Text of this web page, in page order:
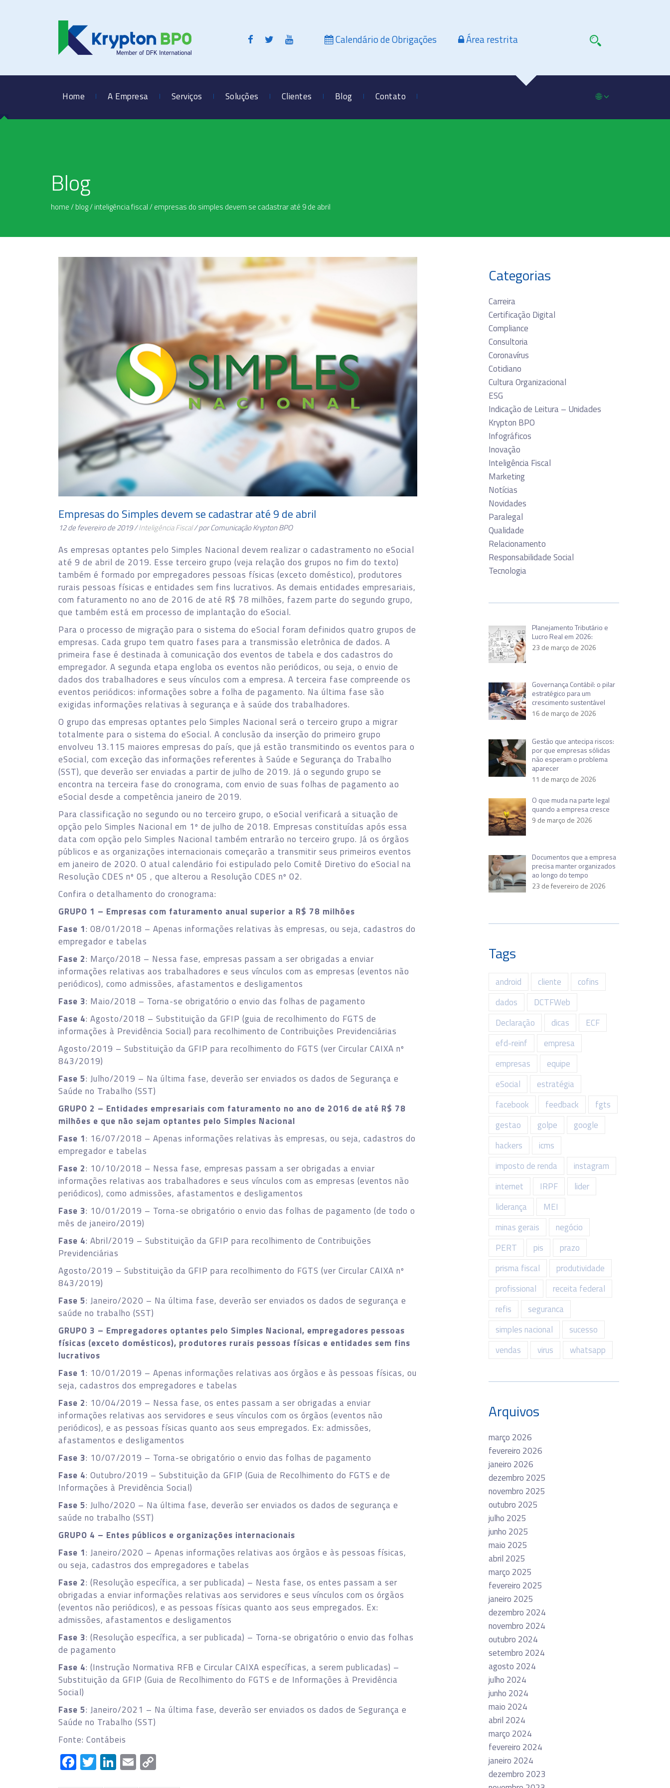
Calendário de Obrigações Área restrita
Home A Empresa Serviços Soluções Clientes Blog Contato 🌐
Blog
home/blog/inteligência fiscal/empresas do simples devem se cadastrar até 9 de abril
Empresas do Simples devem se cadastrar até 9 de abril
12 de fevereiro de 2019 /Inteligência Fiscal/ por Comunicação Krypton BPO
As empresas optantes pelo Simples Nacional devem realizar o cadastramento no eSocial
até 9 de abril de 2019. Esse terceiro grupo (veja relação dos grupos no fim do texto)
também é formado por empregadores pessoas físicas (exceto doméstico), produtores
rurais pessoas físicas e entidades sem fins lucrativos. As demais entidades empresariais,
com faturamento no ano de 2016 de até R$ 78 milhões, fazem parte do segundo grupo,
que também está em processo de implantação do eSocial.
Para o processo de migração para o sistema do eSocial foram definidos quatro grupos de
empresas. Cada grupo tem quatro fases para a transmissão eletrônica de dados. A
primeira fase é destinada à comunicação dos eventos de tabela e dos cadastros do
empregador. A segunda etapa engloba os eventos não periódicos, ou seja, o envio de
dados dos trabalhadores e seus vínculos com a empresa. A terceira fase compreende os
eventos periódicos: informações sobre a folha de pagamento. Na última fase são
exigidas informações relativas à segurança e à saúde dos trabalhadores.
O grupo das empresas optantes pelo Simples Nacional será o terceiro grupo a migrar
totalmente para o sistema do eSocial. A conclusão da inserção do primeiro grupo
envolveu 13.115 maiores empresas do país, que já estão transmitindo os eventos para o
eSocial, com exceção das informações referentes à Saúde e Segurança do Trabalho
(SST), que deverão ser enviadas a partir de julho de 2019. Já o segundo grupo se
encontra na terceira fase do cronograma, com envio de suas folhas de pagamento ao
eSocial desde a competência janeiro de 2019.
Para classificação no segundo ou no terceiro grupo, o eSocial verificará a situação de
opção pelo Simples Nacional em 1º de julho de 2018. Empresas constituídas após essa
data com opção pelo Simples Nacional também entrarão no terceiro grupo. Já os órgãos
públicos e as organizações internacionais começarão a transmitir seus primeiros eventos
em janeiro de 2020. O atual calendário foi estipulado pelo Comitê Diretivo do eSocial na
Resolução CDES nº 05 , que alterou a Resolução CDES nº 02.
Confira o detalhamento do cronograma:
GRUPO 1 – Empresas com faturamento anual superior a R$ 78 milhões
Fase 1: 08/01/2018 – Apenas informações relativas às empresas, ou seja, cadastros do
empregador e tabelas
Fase 2: Março/2018 – Nessa fase, empresas passam a ser obrigadas a enviar
informações relativas aos trabalhadores e seus vínculos com as empresas (eventos não
periódicos), como admissões, afastamentos e desligamentos
Fase 3: Maio/2018 – Torna-se obrigatório o envio das folhas de pagamento
Fase 4: Agosto/2018 – Substituição da GFIP (guia de recolhimento do FGTS de
informações à Previdência Social) para recolhimento de Contribuições Previdenciárias
Agosto/2019 – Substituição da GFIP para recolhimento do FGTS (ver Circular CAIXA nº
843/2019)
Fase 5: Julho/2019 – Na última fase, deverão ser enviados os dados de Segurança e
Saúde no Trabalho (SST)
GRUPO 2 – Entidades empresariais com faturamento no ano de 2016 de até R$ 78
milhões e que não sejam optantes pelo Simples Nacional
Fase 1: 16/07/2018 – Apenas informações relativas às empresas, ou seja, cadastros do
empregador e tabelas
Fase 2: 10/10/2018 – Nessa fase, empresas passam a ser obrigadas a enviar
informações relativas aos trabalhadores e seus vínculos com as empresas (eventos não
periódicos), como admissões, afastamentos e desligamentos
Fase 3: 10/01/2019 – Torna-se obrigatório o envio das folhas de pagamento (de todo o
mês de janeiro/2019)
Fase 4: Abril/2019 – Substituição da GFIP para recolhimento de Contribuições
Previdenciárias
Agosto/2019 – Substituição da GFIP para recolhimento do FGTS (ver Circular CAIXA nº
843/2019)
Fase 5: Janeiro/2020 – Na última fase, deverão ser enviados os dados de segurança e
saúde no trabalho (SST)
GRUPO 3 – Empregadores optantes pelo Simples Nacional, empregadores pessoas
físicas (exceto domésticos), produtores rurais pessoas físicas e entidades sem fins
lucrativos
Fase 1: 10/01/2019 – Apenas informações relativas aos órgãos e às pessoas físicas, ou
seja, cadastros dos empregadores e tabelas
Fase 2: 10/04/2019 – Nessa fase, os entes passam a ser obrigadas a enviar
informações relativas aos servidores e seus vínculos com os órgãos (eventos não
periódicos), e as pessoas físicas quanto aos seus empregados. Ex: admissões,
afastamentos e desligamentos
Fase 3: 10/07/2019 – Torna-se obrigatório o envio das folhas de pagamento
Fase 4: Outubro/2019 – Substituição da GFIP (Guia de Recolhimento do FGTS e de
Informações à Previdência Social)
Fase 5: Julho/2020 – Na última fase, deverão ser enviados os dados de segurança e
saúde no trabalho (SST)
GRUPO 4 – Entes públicos e organizações internacionais
Fase 1: Janeiro/2020 – Apenas informações relativas aos órgãos e às pessoas físicas,
ou seja, cadastros dos empregadores e tabelas
Fase 2: (Resolução específica, a ser publicada) – Nesta fase, os entes passam a ser
obrigadas a enviar informações relativas aos servidores e seus vínculos com os órgãos
(eventos não periódicos), e as pessoas físicas quanto aos seus empregados. Ex:
admissões, afastamentos e desligamentos
Fase 3: (Resolução específica, a ser publicada) – Torna-se obrigatório o envio das folhas
de pagamento
Fase 4: (Instrução Normativa RFB e Circular CAIXA específicas, a serem publicadas) –
Substituição da GFIP (Guia de Recolhimento do FGTS e de Informações à Previdência
Social)
Fase 5: Janeiro/2021 – Na última fase, deverão ser enviados os dados de Segurança e
Saúde no Trabalho (SST)
Fonte: Contábeis
Facebook
Twitter
LinkedIn
Email
Categorias
Carreira
Certificação Digital
Compliance
Consultoria
Coronavírus
Cotidiano
Cultura Organizacional
ESG
Indicação de Leitura – Unidades
Krypton BPO
Infográficos
Inovação
Inteligência Fiscal
Marketing
Notícias
Novidades
Paralegal
Qualidade
Relacionamento
Responsabilidade Social
Tecnologia
Planejamento Tributário e
Lucro Real em 2026:
23 de março de 2026
Governança Contábil: o pilar
estratégico para um
crescimento sustentável
16 de março de 2026
Gestão que antecipa riscos:
por que empresas sólidas
não esperam o problema
aparecer
11 de março de 2026
O que muda na parte legal
quando a empresa cresce
9 de março de 2026
Documentos que a empresa
precisa manter organizados
ao longo do tempo
23 de fevereiro de 2026
Tags
android cliente
cofins
dados
DCTFWeb
Declaração
dicas
ECF
efd-reinf
empresa
empresas
equipe
eSocial
estratégia
facebook
feedback
fgts
gestao
golpe
google
hackers
icms
imposto de renda
instagram
internet
IRPF
lider
liderança
MEI
minas gerais
negócio
PERT
pis
prazo
prisma fiscal
produtividade
profissional
receita federal
refis
seguranca
simples nacional
sucesso
vendas
virus whatsapp
Arquivos
março 2026
fevereiro 2026
janeiro 2026
dezembro 2025
novembro 2025
outubro 2025
julho 2025
junho 2025
maio 2025
abril 2025
março 2025
fevereiro 2025
janeiro 2025
dezembro 2024
novembro 2024
outubro 2024
setembro 2024
agosto 2024
julho 2024
junho 2024
maio 2024
abril 2024
março 2024
fevereiro 2024
janeiro 2024
dezembro 2023